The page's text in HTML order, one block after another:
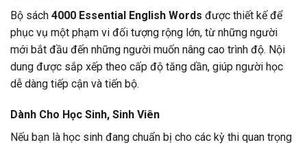
Bộ sách 4000 Essential English Words được thiết kế để
phục vụ một phạm vi đối tượng rộng lớn, từ những người
mới bắt đầu đến những người muốn nâng cao trình độ. Nội
dung được sắp xếp theo cấp độ tăng dần, giúp người học
dễ dàng tiếp cận và tiến bộ.
Dành Cho Học Sinh, Sinh Viên
Nếu bạn là học sinh đang chuẩn bị cho các kỳ thi quan trọng